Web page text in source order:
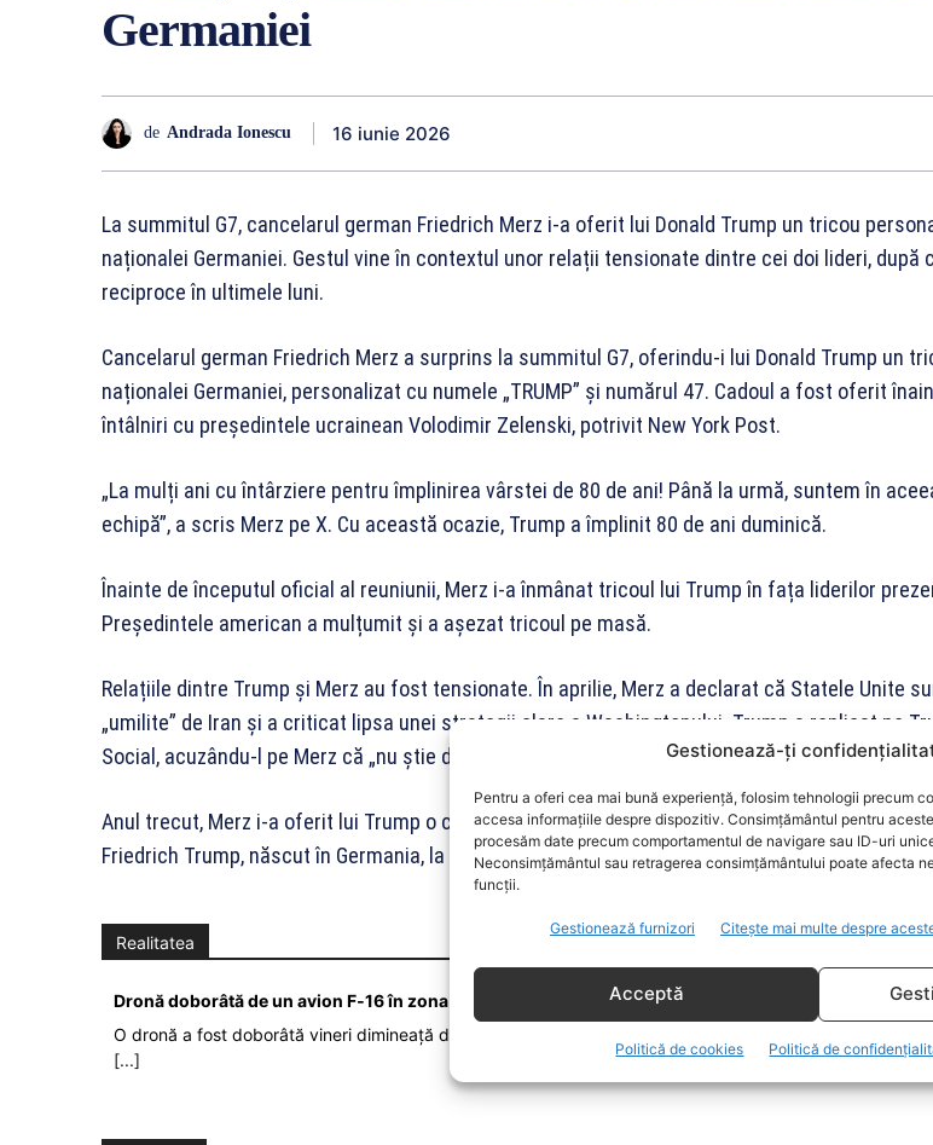
Gestionează-ți
Pentru a oferi cea mai bună experiență, folosim tehnologii precum
accesa informațiile despre dispozitiv. Consimțământul pentru
procesăm date precum comportamentul de navigare sau ID-uri
Neconsimțământul sau retragerea consimțământului poate afecta
funcții.
Gestionează furnizori Citește mai multe despre
Acceptă
Politică de cookies Politică de
Germaniei
de Andrada Ionescu 16 iunie 2026
La summitul G7, cancelarul german Friedrich Merz i-a oferit lui Donald Trump un tricou
naționalei Germaniei. Gestul vine în contextul unor relații tensionate dintre cei doi lideri, după
reciproce în ultimele luni.
Cancelarul german Friedrich Merz a surprins la summitul G7, oferindu-i lui Donald Trump un
naționalei Germaniei, personalizat cu numele „TRUMP” și numărul 47. Cadoul a fost oferit
întâlniri cu președintele ucrainean Volodimir Zelenski, potrivit New York Post.
„La mulți ani cu întârziere pentru împlinirea vârstei de 80 de ani! Până la urmă, suntem în
echipă”, a scris Merz pe X. Cu această ocazie, Trump a împlinit 80 de ani duminică.
Înainte de începutul oficial al reuniunii, Merz i-a înmânat tricoul lui Trump în fața liderilor
Președintele american a mulțumit și a așezat tricoul pe masă.
Relațiile dintre Trump și Merz au fost tensionate. În aprilie, Merz a declarat că Statele Unite
„umilite” de Iran și a criticat lipsa unei strategii clare a Washingtonului. Trump a replicat pe
Social, acuzându-l pe Merz că „nu știe despre ce vorbește”.
Anul trecut, Merz i-a oferit lui Trump o copie înrămată a certificatului de naștere al bunicului
Friedrich Trump, născut în Germania, la Kallstadt, în 1869.
Realitatea
Dronă doborâtă de un avion F‑16 în zona Padina Buzău -…
O dronă a fost doborâtă vineri dimineață de un avion F‑16 al Forțelor Aeriene Române, în zona Padina, în
[...]